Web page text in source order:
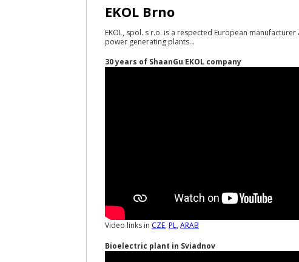
EKOL Brno
EKOL, spol. s r.o. is a respected European
power generating plants...
30 years of ShaanGu EKOL company
Video links in CZE, PL, ARAB
Bioelectric plant in Sviadnov